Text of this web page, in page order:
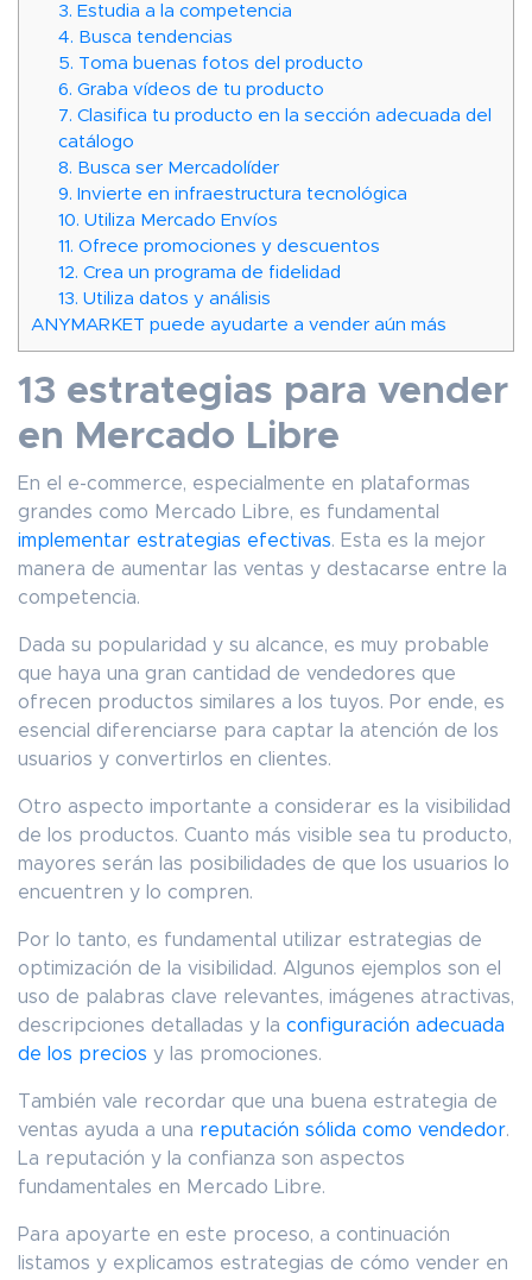
3. Estudia a la competencia
4. Busca tendencias
5. Toma buenas fotos del producto
6. Graba vídeos de tu producto
7. Clasifica tu producto en la sección adecuada del
catálogo
8. Busca ser Mercadolíder
9. Invierte en infraestructura tecnológica
10. Utiliza Mercado Envíos
11. Ofrece promociones y descuentos
12. Crea un programa de fidelidad
13. Utiliza datos y análisis
ANYMARKET puede ayudarte a vender aún más
13 estrategias para vender
en Mercado Libre
En el e-commerce, especialmente en plataformas
grandes como Mercado Libre, es fundamental
implementar estrategias efectivas. Esta es la mejor
manera de aumentar las ventas y destacarse entre la
competencia.
Dada su popularidad y su alcance, es muy probable
que haya una gran cantidad de vendedores que
ofrecen productos similares a los tuyos. Por ende, es
esencial diferenciarse para captar la atención de los
usuarios y convertirlos en clientes.
Otro aspecto importante a considerar es la visibilidad
de los productos. Cuanto más visible sea tu producto,
mayores serán las posibilidades de que los usuarios lo
encuentren y lo compren.
Por lo tanto, es fundamental utilizar estrategias de
optimización de la visibilidad. Algunos ejemplos son el
uso de palabras clave relevantes, imágenes atractivas,
descripciones detalladas y la configuración adecuada
de los precios y las promociones.
También vale recordar que una buena estrategia de
ventas ayuda a una reputación sólida como vendedor.
La reputación y la confianza son aspectos
fundamentales en Mercado Libre.
Para apoyarte en este proceso, a continuación
listamos y explicamos estrategias de cómo vender en